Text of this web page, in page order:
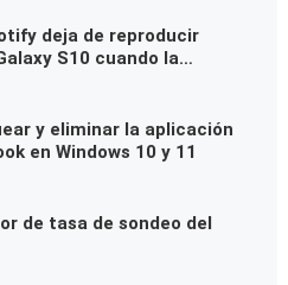
deja de reproducir
S10 cuando la
apagada
y eliminar la aplicación
en Windows 10 y 11
de tasa de sondeo del